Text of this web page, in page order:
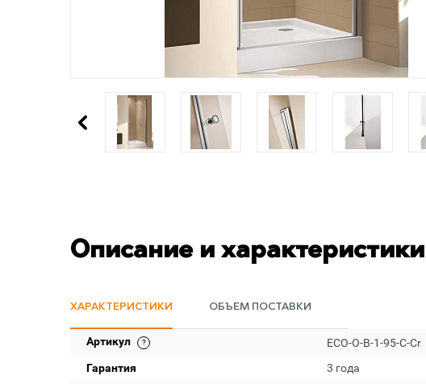
Описание и характеристики
ХАРАКТЕРИСТИКИ ОБЪЕМ ПОСТАВКИ
Артикул
ECO-O-B-1-95-C-Cr
Гарантия
3 года